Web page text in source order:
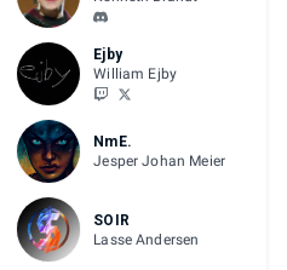
Ejby
William Ejby
NmE.
Jesper Johan Meier
SOIR
Lasse Andersen